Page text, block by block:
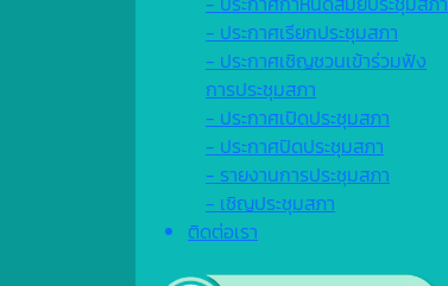
- ประกาศเรียกประชุมสภา
- ประกาศเชิญชวนเข้าร่วมฟัง
การประชุมสภา
- ประกาศเปิดประชุมสภา
- ประกาศปิดประชุมสภา
- รายงานการประชุมสภา
- เชิญประชุมสภา
ติดต่อเรา